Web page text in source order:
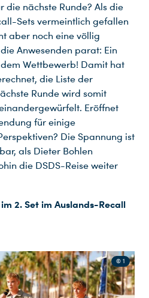
die nächste Runde? Als die
Sets vermeintlich gefallen
aber noch eine völlig
Anwesenden parat: Ein
Wettbewerb! Damit hat
die Liste der
Runde wird somit
Eröffnet
für einige
Die Spannung ist
als Dieter Bohlen
die DSDS-Reise weiter
2. Set im Auslands-Recall
© 1